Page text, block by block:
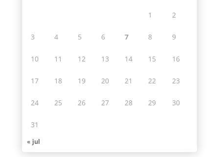
1 2
3 4 5 6 7 8 9
10 11 12 13 14 15 16
17 18 19 20 21 22 23
24 25 26 27 28 29 30
31
« jul